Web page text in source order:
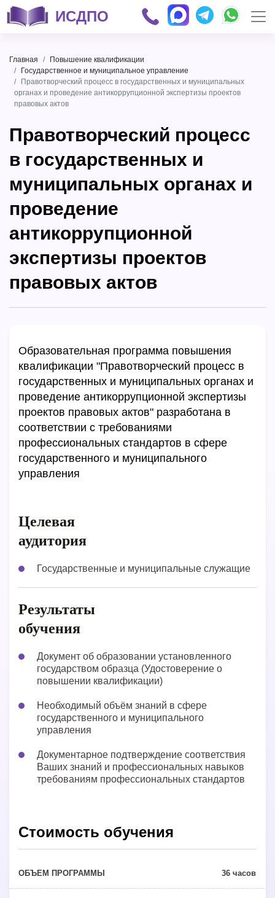
ИСДПО
Главная
Повышение квалификации
Государственное и муниципальное управление
Правотворческий процесс в государственных и муниципальных
органах и проведение антикоррупционной экспертизы проектов
правовых актов
Правотворческий процесс
в государственных и
муниципальных органах и
проведение
антикоррупционной
экспертизы проектов
правовых актов
Образовательная программа повышения
квалификации "Правотворческий процесс в
государственных и муниципальных органах и
проведение антикоррупционной экспертизы
проектов правовых актов" разработана в
соответствии с требованиями
профессиональных стандартов в сфере
государственного и муниципального
управления
Целевая
аудитория
Государственные и муниципальные служащие
Результаты
обучения
Документ об образовании установленного
государством образца (Удостоверение о
повышении квалификации)
Необходимый объём знаний в сфере
государственного и муниципального
управления
Документарное подтверждение соответствия
Ваших знаний и профессиональных навыков
требованиям профессиональных стандартов
Стоимость обучения
36 часов